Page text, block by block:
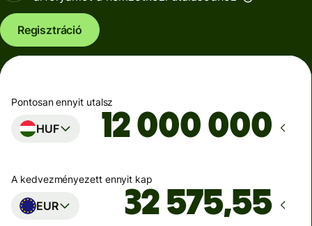
Regisztráció
Pontosan ennyit utalsz
HUF
A kedvezményezett ennyit kap
EUR